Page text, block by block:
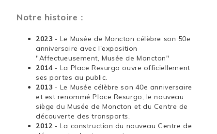
Notre histoire :
2023 - Le Musée de Moncton célèbre son 50e
anniversaire avec l'exposition
"Affectueusement, Musée de Moncton"
2014 - La Place Resurgo ouvre officiellement
ses portes au public.
2013 - Le Musée célèbre son 40e anniversaire
et est renommé Place Resurgo, le nouveau
siège du Musée de Moncton et du Centre de
découverte des transports.
2012 - La construction du nouveau Centre de